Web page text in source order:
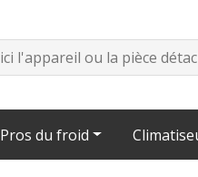
Pros du froid